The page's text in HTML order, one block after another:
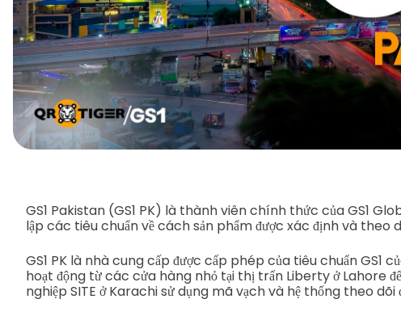
GS1 Pakistan (GS1 PK) là thành viên chính thức của GS1
lập các tiêu chuẩn về cách sản phẩm được xác định và theo
GS1 PK là nhà cung cấp được cấp phép của tiêu chuẩn GS1
hoạt động từ các cửa hàng nhỏ tại thị trấn Liberty ở Lahore
nghiệp SITE ở Karachi sử dụng mã vạch và hệ thống theo